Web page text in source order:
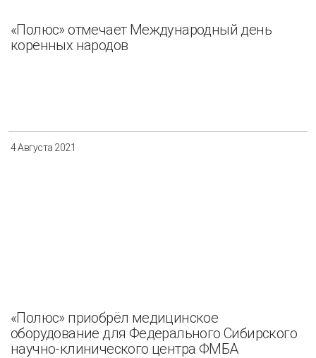
«Полюс» отмечает Международный день
коренных народов
4 Августа 2021
«Полюс» приобрёл медицинское
оборудование для Федерального Сибирского
научно-клинического центра ФМБА